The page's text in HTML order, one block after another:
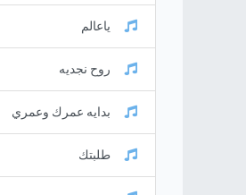
ياعالم
روح نجديه
بدايه عمرك وعمري
طلبتك